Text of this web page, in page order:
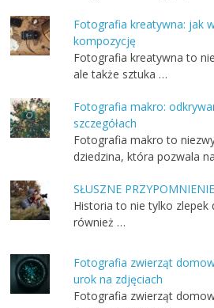
Fotografia kreatywna: jak
kompozycję
Fotografia kreatywna to
ale także sztuka …
Fotografia makro:
szczegółach
Fotografia makro to
dziedzina, która pozwala
SŁUSZNE PRZYPOMNIENIE
Historia to nie tylko zlepek
również …
Fotografia zwierząt
urok na zdjęciach
Fotografia zwierząt